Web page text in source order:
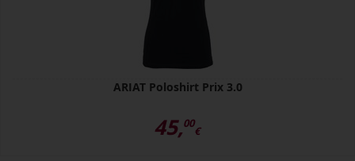
ARIAT Poloshirt Prix 3.0
45,00
€